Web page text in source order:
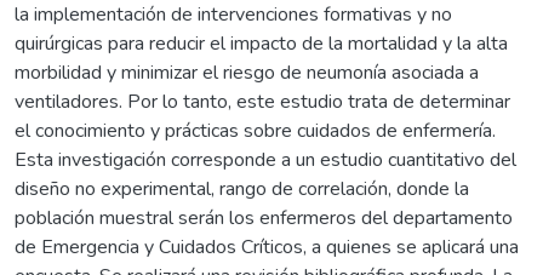
la implementación de intervenciones formativas y no
quirúrgicas para reducir el impacto de la mortalidad y la alta
morbilidad y minimizar el riesgo de neumonía asociada a
ventiladores. Por lo tanto, este estudio trata de determinar
el conocimiento y prácticas sobre cuidados de enfermería.
Esta investigación corresponde a un estudio cuantitativo del
diseño no experimental, rango de correlación, donde la
población muestral serán los enfermeros del departamento
de Emergencia y Cuidados Críticos, a quienes se aplicará una